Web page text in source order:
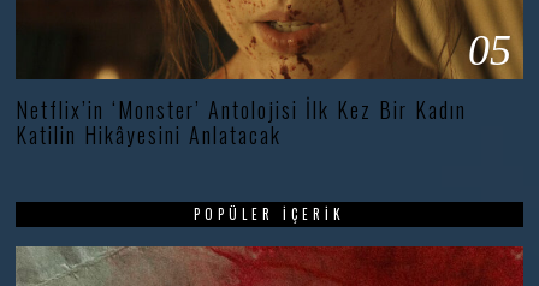
05
Netflix’in ‘Monster’ Antolojisi İlk Kez Bir Kadın
Katilin Hikâyesini Anlatacak
POPÜLER İÇERIK